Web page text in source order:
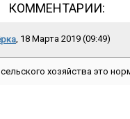
КОММЕНТАРИИ:
, 18 Марта 2019 (09:49)
хозяйства это